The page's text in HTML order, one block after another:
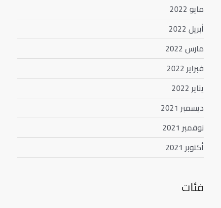
مايو 2022
أبريل 2022
مارس 2022
فبراير 2022
يناير 2022
ديسمبر 2021
نوفمبر 2021
أكتوبر 2021
فئات